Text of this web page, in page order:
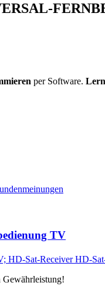
per Software.
TV
Gewährleistung!